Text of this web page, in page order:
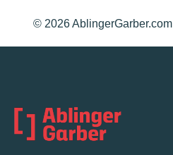
© 2026 AblingerGarber.com